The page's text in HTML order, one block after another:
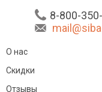
8-800-
О нас
Скидки
Отзывы